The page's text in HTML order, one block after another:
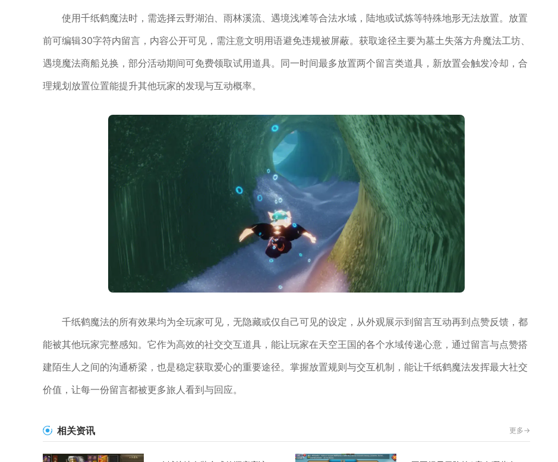
使用千纸鹤魔法时，需选择云野湖泊、雨林溪流、遇境浅滩等合法水域，陆地或试炼等特殊地形无法放置。放置
前可编辑30字符内留言，内容公开可见，需注意文明用语避免违规被屏蔽。获取途径主要为墓土失落方舟魔法工坊、
遇境魔法商船兑换，部分活动期间可免费领取试用道具。同一时间最多放置两个留言类道具，新放置会触发冷却，合
理规划放置位置能提升其他玩家的发现与互动概率。
千纸鹤魔法的所有效果均为全玩家可见，无隐藏或仅自己可见的设定，从外观展示到留言互动再到点赞反馈，都
能被其他玩家完整感知。它作为高效的社交交互道具，能让玩家在天空王国的各个水域传递心意，通过留言与点赞搭
建陌生人之间的沟通桥梁，也是稳定获取爱心的重要途径。掌握放置规则与交互机制，能让千纸鹤魔法发挥最大社交
价值，让每一份留言都被更多旅人看到与回应。
相关资讯 更多->